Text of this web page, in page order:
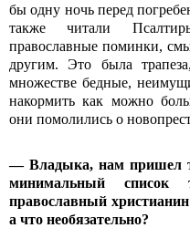
бы одну ночь перед
также читали
православные поминки,
другим. Это была
множестве бедные,
накормить как можно
они помолились о
— Владыка, нам пришел
минимальный список
православный
а что необязательно?